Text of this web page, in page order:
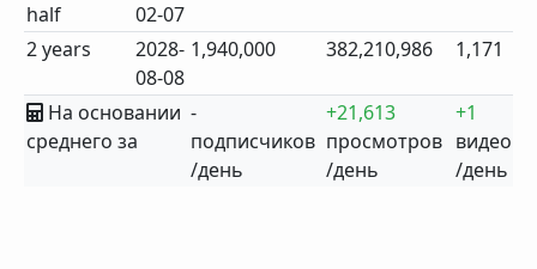
half
02-07
2 years
2028-
08-08
1,940,000 382,210,986 1,171
На основании
среднего за
-
подписчиков
/день
+21,613
просмотров
/день
+1
видео
/день